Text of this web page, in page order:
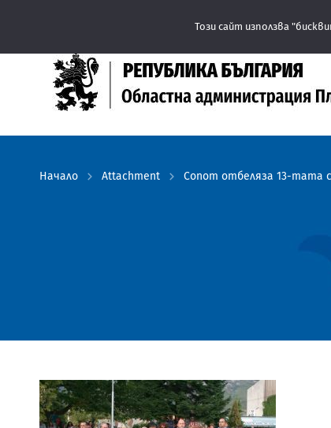
Начало Attachment Сопот отбеляза 13-тата
Този сайт използва